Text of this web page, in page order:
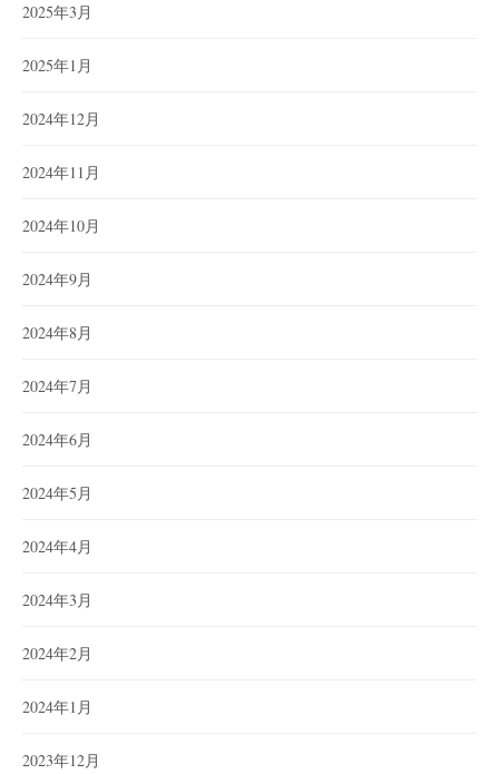
2025年3月
2025年1月
2024年12月
2024年11月
2024年10月
2024年9月
2024年8月
2024年7月
2024年6月
2024年5月
2024年4月
2024年3月
2024年2月
2024年1月
2023年12月